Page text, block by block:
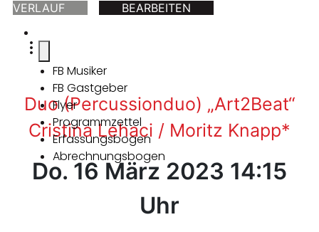
VERLAUF
BEARBEITEN
FB Musiker
FB Gastgeber
Flyer
Programmzettel
Erfassungsbogen
Abrechnungsbogen
Duo (Percussionduo) „Art2Beat“
Cristina Lehaci / Moritz Knapp*
Do. 16 März 2023 14:15
Uhr